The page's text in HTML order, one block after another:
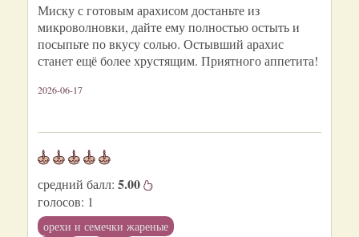
Миску с готовым арахисом достаньте из
микроволновки, дайте ему полностью остыть и
посыпьте по вкусу солью. Остывший арахис
станет ещё более хрустящим. Приятного аппетита!
2026-06-17
средний балл: 5.00
голосов: 1
орехи и семечки жареные